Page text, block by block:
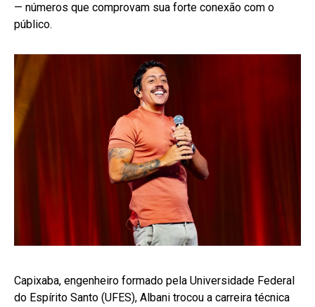
— números que comprovam sua forte conexão com o
público.
Capixaba, engenheiro formado pela Universidade Federal
do Espírito Santo (UFES), Albani trocou a carreira técnica